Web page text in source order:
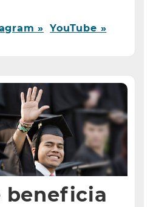
» YouTube »
beneficia